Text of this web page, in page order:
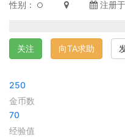
性别： 注册
关注 向TA求助
250
金币数
70
经验值